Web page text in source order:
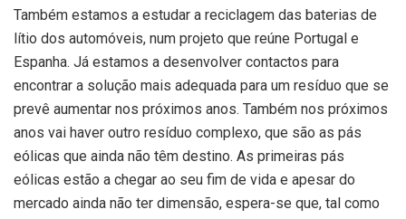
Também estamos a estudar a reciclagem das baterias de
lítio dos automóveis, num projeto que reúne Portugal e
Espanha. Já estamos a desenvolver contactos para
encontrar a solução mais adequada para um resíduo que se
prevê aumentar nos próximos anos. Também nos próximos
anos vai haver outro resíduo complexo, que são as pás
eólicas que ainda não têm destino. As primeiras pás
eólicas estão a chegar ao seu fim de vida e apesar do
mercado ainda não ter dimensão, espera-se que, tal como